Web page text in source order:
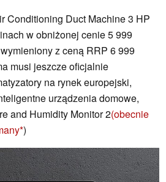
Conditioning Duct Machine 3 HP
w obniżonej cenie 5 999
z ceną RRP 6 999
musi jeszcze oficjalnie
na rynek europejski,
urządzenia domowe,
and Humidity Monitor 2(obecnie
)